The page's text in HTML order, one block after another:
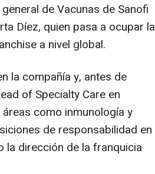
de Vacunas de Sanofi
Díez, quien pasa a ocupar la
a nivel global.
la compañía y, antes de
of Specialty Care en
como inmunología y
de responsabilidad en
la dirección de la franquicia